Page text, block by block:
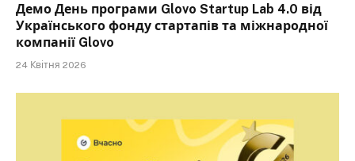
Демо День програми Glovo Startup Lab 4.0 від
Українського фонду стартапів та міжнародної
компанії Glovo
24 Квітня 2026